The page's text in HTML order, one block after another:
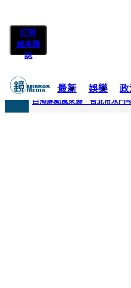
訂閱
紙本雜
誌
最新 娛樂
快訊
白海豚颱風來襲 台北市水門